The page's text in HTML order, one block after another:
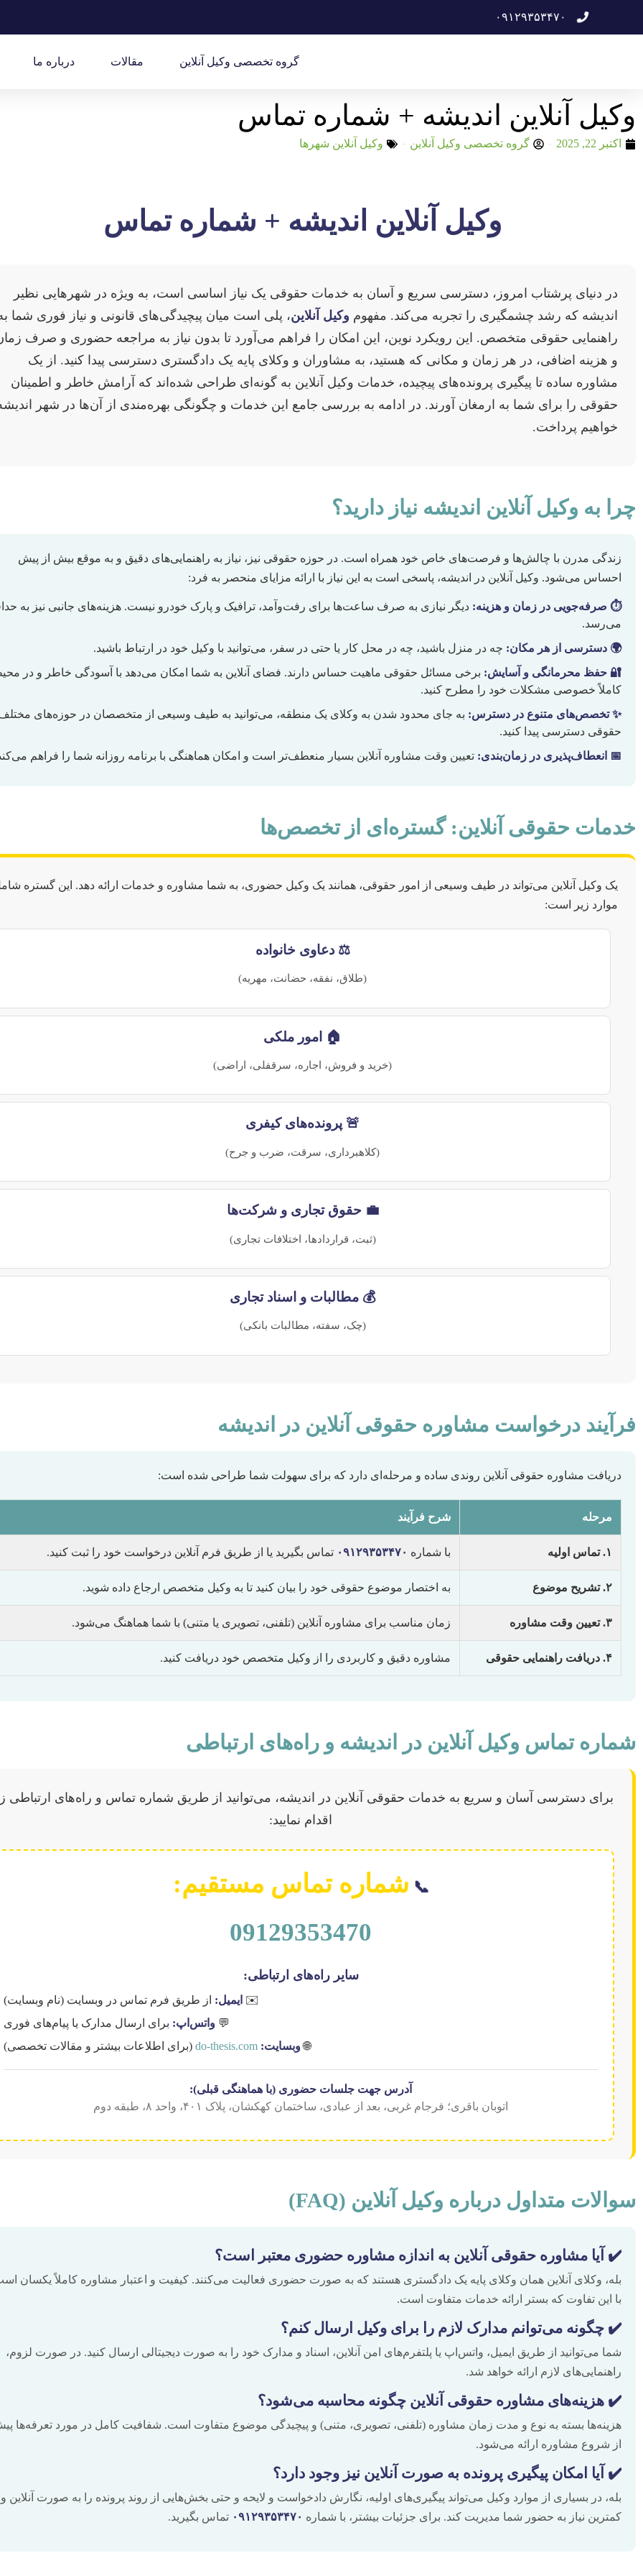
۰۹۱۲۹۳۵۳۴۷۰
گروه تخصصی وکیل آنلاین مقالات درباره ما
وکیل آنلاین اندیشه + شماره تماس
اکتبر 22, 2025 گروه تخصصی وکیل آنلاین وکیل آنلاین شهرها
وکیل آنلاین اندیشه + شماره تماس
در دنیای پرشتاب امروز، دسترسی سریع و آسان به خدمات حقوقی یک نیاز اساسی است، به ویژه در شهرهایی نظیر
اندیشه که رشد چشمگیری را تجربه می‌کند. مفهوم وکیل آنلاین، پلی است میان پیچیدگی‌های قانونی و نیاز فوری شما
راهنمایی حقوقی متخصص. این رویکرد نوین، این امکان را فراهم می‌آورد تا بدون نیاز به مراجعه حضوری و صرف
و هزینه اضافی، در هر زمان و مکانی که هستید، به مشاوران و وکلای پایه یک دادگستری دسترسی پیدا کنید. از یک
مشاوره ساده تا پیگیری پرونده‌های پیچیده، خدمات وکیل آنلاین به گونه‌ای طراحی شده‌اند که آرامش خاطر و اطمینان
حقوقی را برای شما به ارمغان آورند. در ادامه به بررسی جامع این خدمات و چگونگی بهره‌مندی از آن‌ها در شهر
خواهیم پرداخت.
چرا به وکیل آنلاین اندیشه نیاز دارید؟
زندگی مدرن با چالش‌ها و فرصت‌های خاص خود همراه است. در حوزه حقوقی نیز، نیاز به راهنمایی‌های دقیق و به موقع بیش از پیش
احساس می‌شود. وکیل آنلاین در اندیشه، پاسخی است به این نیاز با ارائه مزایای منحصر به فرد:
⏱️ صرفه‌جویی در زمان و هزینه: دیگر نیازی به صرف ساعت‌ها برای رفت‌وآمد، ترافیک و پارک خودرو نیست. هزینه‌های جانبی نیز به
می‌رسد.
🌍 دسترسی از هر مکان: چه در منزل باشید، چه در محل کار یا حتی در سفر، می‌توانید با وکیل خود در ارتباط باشید.
🔐 حفظ محرمانگی و آسایش: برخی مسائل حقوقی ماهیت حساس دارند. فضای آنلاین به شما امکان می‌دهد با آسودگی خاطر و در
کاملاً خصوصی مشکلات خود را مطرح کنید.
✨ تخصص‌های متنوع در دسترس: به جای محدود شدن به وکلای یک منطقه، می‌توانید به طیف وسیعی از متخصصان در حوزه‌های
حقوقی دسترسی پیدا کنید.
📅 انعطاف‌پذیری در زمان‌بندی: تعیین وقت مشاوره آنلاین بسیار منعطف‌تر است و امکان هماهنگی با برنامه روزانه شما را فراهم
خدمات حقوقی آنلاین: گستره‌ای از تخصص‌ها
یک وکیل آنلاین می‌تواند در طیف وسیعی از امور حقوقی، همانند یک وکیل حضوری، به شما مشاوره و خدمات ارائه دهد. این گستره
موارد زیر است:
⚖️ دعاوی خانواده
(طلاق، نفقه، حضانت، مهریه)
🏠 امور ملکی
(خرید و فروش، اجاره، سرقفلی، اراضی)
🚨 پرونده‌های کیفری
(کلاهبرداری، سرقت، ضرب و جرح)
💼 حقوق تجاری و شرکت‌ها
(ثبت، قراردادها، اختلافات تجاری)
💰 مطالبات و اسناد تجاری
(چک، سفته، مطالبات بانکی)
فرآیند درخواست مشاوره حقوقی آنلاین در اندیشه
دریافت مشاوره حقوقی آنلاین روندی ساده و مرحله‌ای دارد که برای سهولت شما طراحی شده است:
مرحله شرح فرآیند
۱. تماس اولیه با شماره ۰۹۱۲۹۳۵۳۴۷۰ تماس بگیرید یا از طریق فرم آنلاین درخواست خود را ثبت کنید.
۲. تشریح موضوع به اختصار موضوع حقوقی خود را بیان کنید تا به وکیل متخصص ارجاع داده شوید.
۳. تعیین وقت مشاوره زمان مناسب برای مشاوره آنلاین (تلفنی، تصویری یا متنی) با شما هماهنگ می‌شود.
۴. دریافت راهنمایی حقوقی مشاوره دقیق و کاربردی را از وکیل متخصص خود دریافت کنید.
شماره تماس وکیل آنلاین در اندیشه و راه‌های ارتباطی
برای دسترسی آسان و سریع به خدمات حقوقی آنلاین در اندیشه، می‌توانید از طریق شماره تماس و راه‌های ارتباطی
اقدام نمایید:
📞 شماره تماس مستقیم:
09129353470
سایر راه‌های ارتباطی:
✉️ ایمیل: از طریق فرم تماس در وبسایت (نام وبسایت)
💬واتس‌اپ: برای ارسال مدارک یا پیام‌های فوری
🌐وبسایت: do-thesis.com (برای اطلاعات بیشتر و مقالات تخصصی)
آدرس جهت جلسات حضوری (با هماهنگی قبلی):
اتوبان باقری؛ فرجام غربی، بعد از عبادی، ساختمان کهکشان، پلاک ۴۰۱، واحد ۸، طبقه دوم
سوالات متداول درباره وکیل آنلاین (FAQ)
✔️ آیا مشاوره حقوقی آنلاین به اندازه مشاوره حضوری معتبر است؟
بله، وکلای آنلاین همان وکلای پایه یک دادگستری هستند که به صورت حضوری فعالیت می‌کنند. کیفیت و اعتبار مشاوره کاملاً یکسان
با این تفاوت که بستر ارائه خدمات متفاوت است.
✔️ چگونه می‌توانم مدارک لازم را برای وکیل ارسال کنم؟
شما می‌توانید از طریق ایمیل، واتس‌اپ یا پلتفرم‌های امن آنلاین، اسناد و مدارک خود را به صورت دیجیتالی ارسال کنید. در صورت لزوم،
راهنمایی‌های لازم ارائه خواهد شد.
✔️ هزینه‌های مشاوره حقوقی آنلاین چگونه محاسبه می‌شود؟
هزینه‌ها بسته به نوع و مدت زمان مشاوره (تلفنی، تصویری، متنی) و پیچیدگی موضوع متفاوت است. شفافیت کامل در مورد تعرفه‌ها
از شروع مشاوره ارائه می‌شود.
✔️ آیا امکان پیگیری پرونده به صورت آنلاین نیز وجود دارد؟
بله، در بسیاری از موارد وکیل می‌تواند پیگیری‌های اولیه، نگارش دادخواست و لایحه و حتی بخش‌هایی از روند پرونده را به صورت آنلاین و
کمترین نیاز به حضور شما مدیریت کند. برای جزئیات بیشتر، با شماره ۰۹۱۲۹۳۵۳۴۷۰ تماس بگیرید.